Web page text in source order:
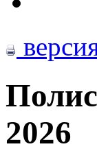
2026